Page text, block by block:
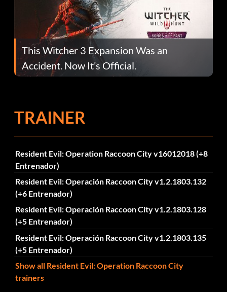
This Witcher 3 Expansion Was an
Accident. Now It’s Official.
TRAINER
Resident Evil: Operation Raccoon City v16012018 (+8
Entrenador)
Resident Evil: Operación Raccoon City v1.2.1803.132
(+6 Entrenador)
Resident Evil: Operación Raccoon City v1.2.1803.128
(+5 Entrenador)
Resident Evil: Operación Raccoon City v1.2.1803.135
(+5 Entrenador)
Show all Resident Evil: Operation Raccoon City
trainers